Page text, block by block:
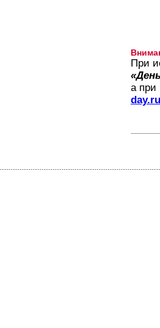
При
а при
day.ru